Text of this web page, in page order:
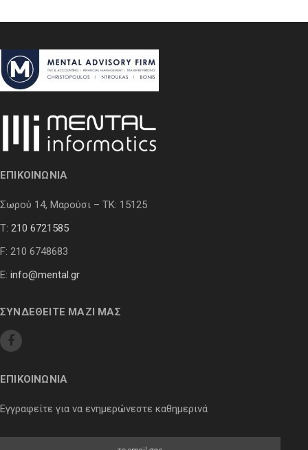
ΕΠΙΚΟΙΝΩΝΙΑ
Σωρού 14, Μαρούσι – ΤΚ: 15125
Τ: 210 6721585
F: 210 6748683
E: info@mental.gr
ΣΥΝΔΕΘΕΙΤΕ ΜΑΖΙ ΜΑΣ
ΕΠΙΚΟΙΝΩΝΙΑ
Εγγραφείτε για να ενημερώνεστε καθημερινά